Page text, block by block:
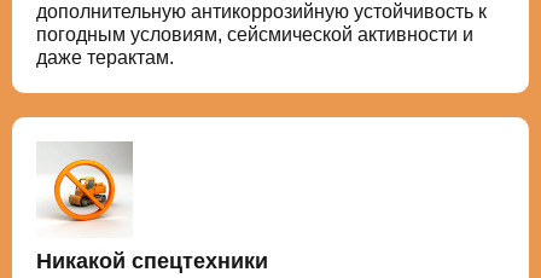
дополнительную антикоррозийную устойчивость к
погодным условиям, сейсмической активности и
даже терактам.
Никакой спецтехники